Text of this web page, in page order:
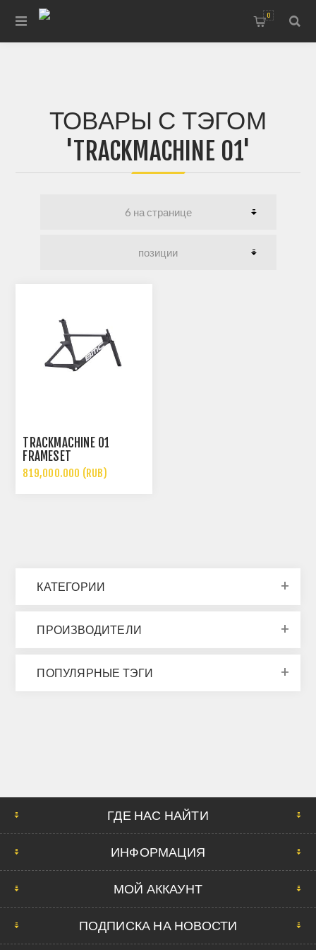
0
ТОВАРЫ С ТЭГОМ
'TRACKMACHINE 01'
TRACKMACHINE 01
FRAMESET
819,000.000 (RUB)
КАТЕГОРИИ
ПРОИЗВОДИТЕЛИ
ПОПУЛЯРНЫЕ ТЭГИ
ГДЕ НАС НАЙТИ
ИНФОРМАЦИЯ
МОЙ АККАУНТ
ПОДПИСКА НА НОВОСТИ